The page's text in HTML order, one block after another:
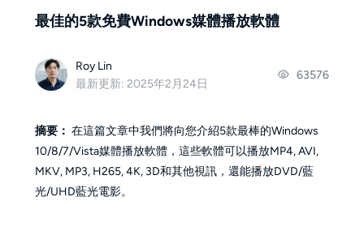
最佳的5款免費Windows媒體播放軟體
Roy Lin
最新更新: 2025年2月24日
63576
摘要： 在這篇文章中我們將向您介紹5款最棒的Windows
10/8/7/Vista媒體播放軟體，這些軟體可以播放MP4, AVI,
MKV, MP3, H265, 4K, 3D和其他視訊，還能播放DVD/藍
光/UHD藍光電影。